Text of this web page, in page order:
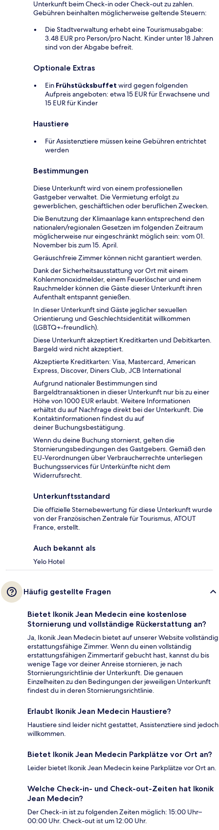
Unterkunft beim Check-in oder Check-out zu zahlen.
Gebühren beinhalten möglicherweise geltende Steuern:
Die Stadtverwaltung erhebt eine Tourismusabgabe:
3.48 EUR pro Person/pro Nacht. Kinder unter 18 Jahren
sind von der Abgabe befreit.
Optionale Extras
Ein Frühstücksbuffet wird gegen folgenden
Aufpreis angeboten: etwa 15 EUR für Erwachsene und
15 EUR für Kinder
Haustiere
Für Assistenztiere müssen keine Gebühren entrichtet
werden
Bestimmungen
Diese Unterkunft wird von einem professionellen
Gastgeber verwaltet. Die Vermietung erfolgt zu
gewerblichen, geschäftlichen oder beruflichen Zwecken.
Die Benutzung der Klimaanlage kann entsprechend den
nationalen/regionalen Gesetzen im folgenden Zeitraum
möglicherweise nur eingeschränkt möglich sein: vom 01.
November bis zum 15. April.
Geräuschfreie Zimmer können nicht garantiert werden.
Dank der Sicherheitsausstattung vor Ort mit einem
Kohlenmonoxidmelder, einem Feuerlöscher und einem
Rauchmelder können die Gäste dieser Unterkunft ihren
Aufenthalt entspannt genießen.
In dieser Unterkunft sind Gäste jeglicher sexuellen
Orientierung und Geschlechtsidentität willkommen
(LGBTQ+-freundlich).
Diese Unterkunft akzeptiert Kreditkarten und Debitkarten.
Bargeld wird nicht akzeptiert.
Akzeptierte Kreditkarten: Visa, Mastercard, American
Express, Discover, Diners Club, JCB International
Aufgrund nationaler Bestimmungen sind
Bargeldtransaktionen in dieser Unterkunft nur bis zu einer
Höhe von 1000 EUR erlaubt. Weitere Informationen
erhältst du auf Nachfrage direkt bei der Unterkunft. Die
Kontaktinformationen findest du auf
deiner Buchungsbestätigung.
Wenn du deine Buchung stornierst, gelten die
Stornierungsbedingungen des Gastgebers. Gemäß den
EU-Verordnungen über Verbraucherrechte unterliegen
Buchungsservices für Unterkünfte nicht dem
Widerrufsrecht.
Unterkunftsstandard
Die offizielle Sternebewertung für diese Unterkunft wurde
von der Französischen Zentrale für Tourismus, ATOUT
France, erstellt.
Auch bekannt als
Yelo Hotel
Häufig gestellte Fragen
Bietet Ikonik Jean Medecin eine kostenlose
Stornierung und vollständige Rückerstattung an?
Ja, Ikonik Jean Medecin bietet auf unserer Website vollständig
erstattungsfähige Zimmer. Wenn du einen vollständig
erstattungsfähigen Zimmertarif gebucht hast, kannst du bis
wenige Tage vor deiner Anreise stornieren, je nach
Stornierungsrichtlinie der Unterkunft. Die genauen
Einzelheiten zu den Bedingungen der jeweiligen Unterkunft
findest du in deren Stornierungsrichtlinie.
Erlaubt Ikonik Jean Medecin Haustiere?
Haustiere sind leider nicht gestattet, Assistenztiere sind jedoch
willkommen.
Bietet Ikonik Jean Medecin Parkplätze vor Ort an?
Leider bietet Ikonik Jean Medecin keine Parkplätze vor Ort an.
Welche Check-in- und Check-out-Zeiten hat Ikonik
Jean Medecin?
Der Check-in ist zu folgenden Zeiten möglich: 15:00 Uhr–
00:00 Uhr. Check-out ist um 12:00 Uhr.